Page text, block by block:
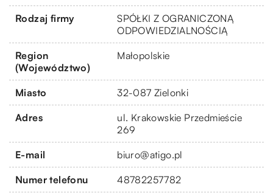
Rodzaj firmy
SPÓŁKI Z OGRANICZONĄ
ODPOWIEDZIALNOŚCIĄ
Region
(Województwo)
Małopolskie
Miasto 32-087 Zielonki
Adres
ul. Krakowskie Przedmieście
269
E-mail biuro@atigo.pl
Numer telefonu 48782257782